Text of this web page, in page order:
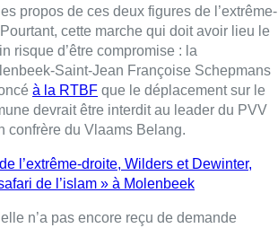
propos de ces deux figures de l’extrême-
cette marche qui doit avoir lieu le
risque d’être compromise : la
Saint-Jean Françoise Schepmans
à la RTBF que le déplacement sur le
devrait être interdit au leader du PVV
confrère du Vlaams Belang.
l’extrême-droite, Wilders et Dewinter,
de l’islam » à Molenbeek
n’a pas encore reçu de demande